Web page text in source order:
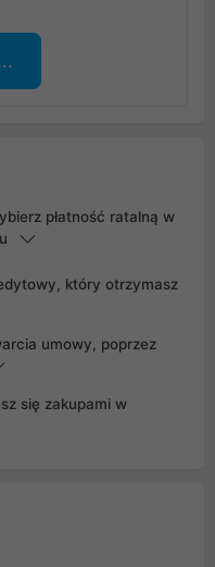
płatność ratalną w
który otrzymasz
umowy, poprzez
się zakupami w